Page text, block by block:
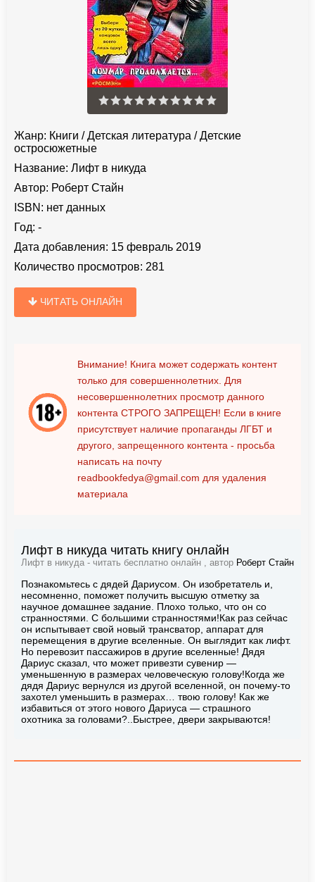
Жанр: Книги /Детская литература /Детские
остросюжетные
Название: Лифт в никуда
Автор: Роберт Стайн
ISBN: нет данных
Год: -
Дата добавления: 15 февраль 2019
Количество просмотров: 281
ЧИТАТЬ ОНЛАЙН
Внимание! Книга может содержать контент
только для совершеннолетних. Для
несовершеннолетних просмотр данного
контента СТРОГО ЗАПРЕЩЕН! Если в книге
присутствует наличие пропаганды ЛГБТ и
другого, запрещенного контента - просьба
написать на почту
readbookfedya@gmail.com для удаления
материала
Лифт в никуда читать книгу онлайн
Лифт в никуда - читать бесплатно онлайн , автор Роберт Стайн
Познакомьтесь с дядей Дариусом. Он изобретатель и,
несомненно, поможет получить высшую отметку за
научное домашнее задание. Плохо только, что он со
странностями. С большими странностями!Как раз сейчас
он испытывает свой новый трансватор, аппарат для
перемещения в другие вселенные. Он выглядит как лифт.
Но перевозит пассажиров в другие вселенные! Дядя
Дариус сказал, что может привезти сувенир —
уменьшенную в размерах человеческую голову!Когда же
дядя Дариус вернулся из другой вселенной, он почему-то
захотел уменьшить в размерах… твою голову! Как же
избавиться от этого нового Дариуса — страшного
охотника за головами?..Быстрее, двери закрываются!